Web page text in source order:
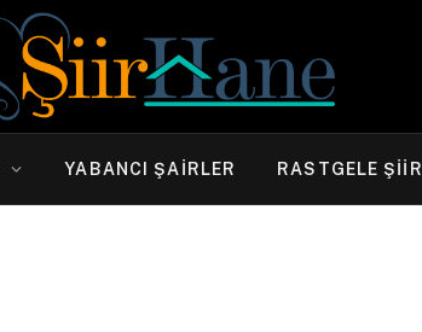
YABANCI ŞAIRLER RASTGELE ŞIIR